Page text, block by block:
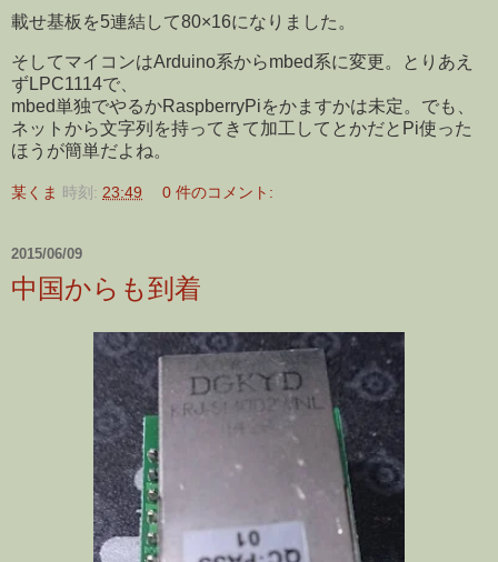
載せ基板を5連結して80×16になりました。
そしてマイコンはArduino系からmbed系に変更。とりあえ
ずLPC1114で、
mbed単独でやるかRaspberryPiをかますかは未定。でも、
ネットから文字列を持ってきて加工してとかだとPi使った
ほうが簡単だよね。
某くま 時刻: 23:49 0 件のコメント:
2015/06/09
中国からも到着